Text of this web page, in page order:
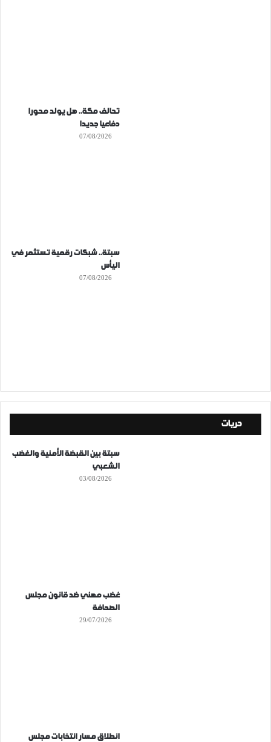
تحالف مكة.. هل يولد محورا
دفاعيا جديدا
07/08/2026
سبتة.. شبكات رقمية تستثمر في
اليأس
07/08/2026
حريات
سبتة بين القبضة الأمنية والغضب
الشعبي
03/08/2026
غضب مهني ضد قانون مجلس
الصحافة
29/07/2026
انطلاق مسار انتخابات مجلس